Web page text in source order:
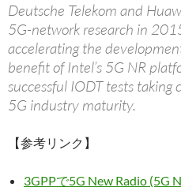
Deutsche Telekom and
5G-network research in
accelerating the
benefit of Intel’s 5G NR
successful IODT tests
5G industry maturity.
【参考リンク】
3GPPで5G New Radio